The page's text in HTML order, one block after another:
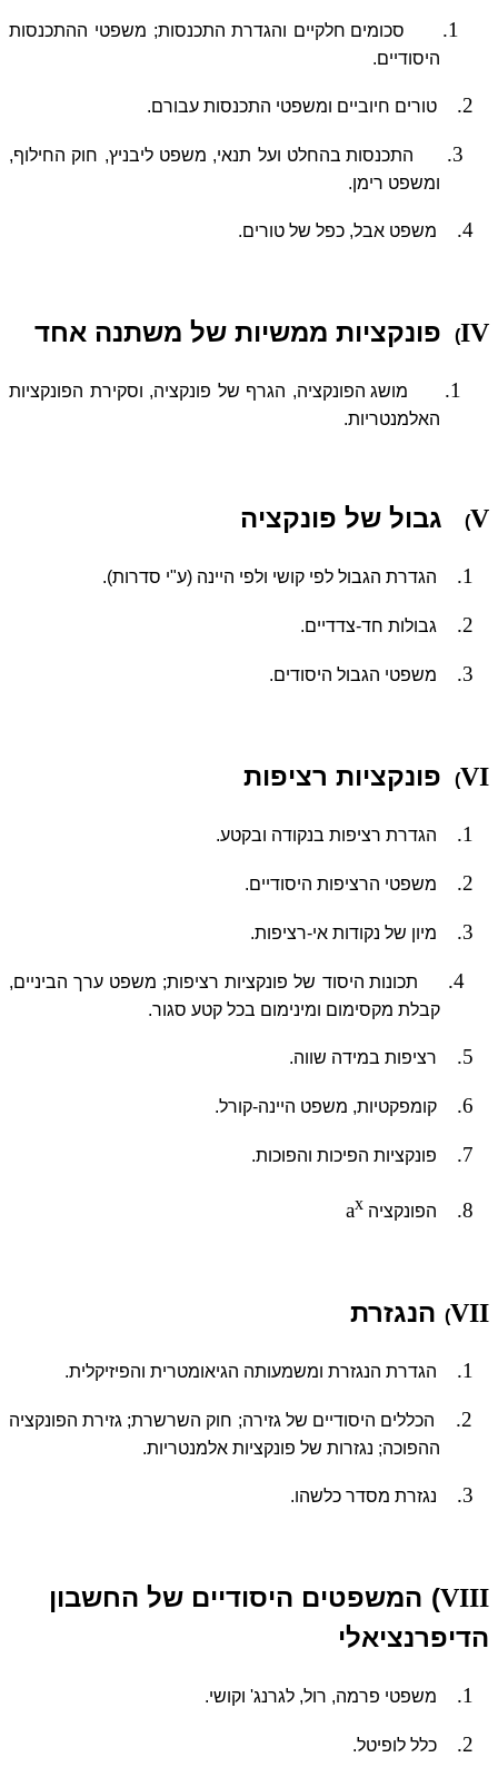
1.
סכומים חלקיים והגדרת התכנסות; משפטי ההתכנסות
היסודיים.
2. טורים חיוביים ומשפטי התכנסות עבורם.
3.
התכנסות בהחלט ועל תנאי, משפט ליבניץ, חוק החילוף,
ומשפט רימן.
4. משפט אבל, כפל של טורים.
IV
) פונקציות ממשיות של משתנה אחד
1.
מושג הפונקציה, הגרף של פונקציה, וסקירת הפונקציות
האלמנטריות.
V
) גבול של פונקציה
1. הגדרת הגבול לפי קושי ולפי היינה (ע"י סדרות).
2. גבולות חד-צדדיים.
3. משפטי הגבול היסודים.
VI
) פונקציות רציפות
1. הגדרת רציפות בנקודה ובקטע.
2. משפטי הרציפות היסודיים.
3. מיון של נקודות אי-רציפות.
4.
תכונות היסוד של פונקציות רציפות; משפט ערך הביניים,
קבלת מקסימום ומינימום בכל קטע סגור.
5. רציפות במידה שווה.
6. קומפקטיות, משפט היינה-קורל.
7. פונקציות הפיכות והפוכות.
8. הפונקציה ax
VII
) הנגזרת
1. הגדרת הנגזרת ומשמעותה הגיאומטרית והפיזיקלית.
2.
הכללים היסודיים של גזירה; חוק השרשרת; גזירת הפונקציה
ההפוכה; נגזרות של פונקציות אלמנטריות.
3. נגזרת מסדר כלשהו.
VIII
) המשפטים היסודיים של החשבון
הדיפרנציאלי
1. משפטי פרמה, רול, לגרנג' וקושי.
2. כלל לופיטל.